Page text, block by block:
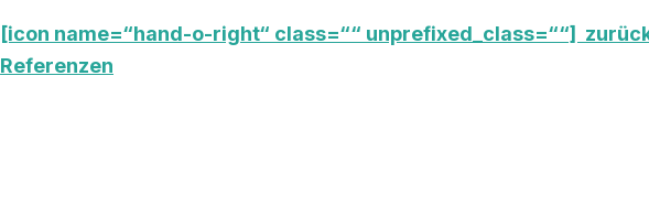
[icon name=“hand-o-right“ class=““ unprefixed_class=““]
Referenzen